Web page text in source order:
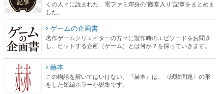
くの人々に読まれた、電ファミ渾身の“殿堂入り”記事をまとめま
した。
ゲームの企画書
名作ゲームクリエイターの方々に製作時のエピソードをお聞き
し、ヒットする企画（ゲーム）とは何か？を探っていきます。
赫本
この物語を解いてはいけない。『赫本』は、〈試験問題〉の形
をした短編ホラー小説集です。